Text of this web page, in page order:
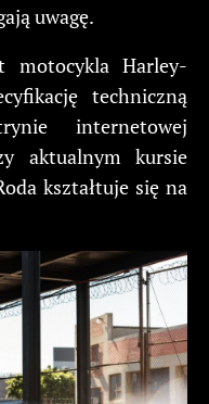
uwagę.
motocykla Harley-
techniczną
internetowej
aktualnym kursie
kształtuje się na